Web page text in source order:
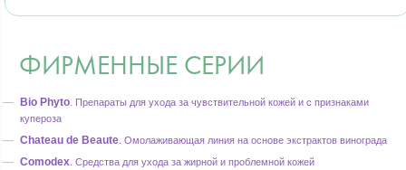
ФИРМЕННЫЕ СЕРИИ
Bio Phyto Препараты для ухода за чувствительной кожей и с признаками
купероза
Chateau de Beaute Омолаживающая линия на основе экстрактов винограда
Comodex Средства для ухода за жирной и проблемной кожей